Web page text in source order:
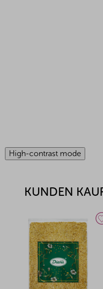
High-contrast mode
KUNDEN